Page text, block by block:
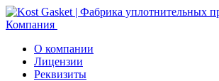
Компания
О компании
Лицензии
Реквизиты